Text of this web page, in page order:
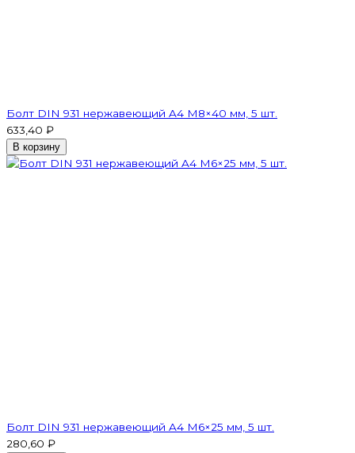
Болт DIN 931 нержавеющий A4 М8×40 мм, 5 шт.
633,40 ₽
В корзину
Болт DIN 931 нержавеющий A4 М6×25 мм, 5 шт.
280,60 ₽